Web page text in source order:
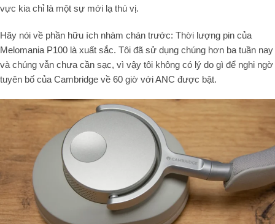
vực kia chỉ là một sự mới lạ thú vị.
Hãy nói về phần hữu ích nhàm chán trước: Thời lượng pin của
Melomania P100 là xuất sắc. Tôi đã sử dụng chúng hơn ba tuần nay
và chúng vẫn chưa cần sạc, vì vậy tôi không có lý do gì để nghi ngờ
tuyên bố của Cambridge về 60 giờ với ANC được bật.